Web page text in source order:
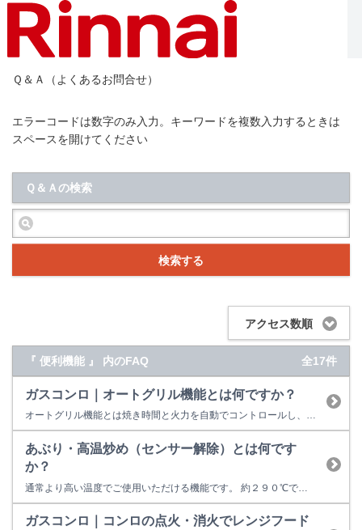
Ｑ＆Ａ（よくあるお問合せ）
エラーコードは数字のみ入力。キーワードを複数入力するときは
スペースを開けてください
Ｑ＆Ａの検索
検索する
アクセス数順
『 便利機能 』 内のFAQ 全17件
ガスコンロ｜オートグリル機能とは何ですか？
オートグリル機能とは焼き時間と火力を自動でコントロールし、魚を焼きあげたら自動消火する機能です。 設定方法はオートメニュー設定ボタンで、「干物」「切身」「姿焼」の種類を選択し、焼き加減設定ボタンでお客様のお好みに「強め」「標準」「弱め」を設定することができます。 【オートグリルボタンのイメージ】
あぶり・高温炒め（センサー解除）とは何です
か？
ガスコンロ｜コンロの点火・消火でレンジフード